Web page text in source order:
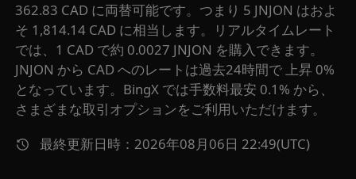
362.83 CAD に両替可能です。つまり 5 JNJON はおよ
そ 1,814.14 CAD に相当します。リアルタイムレート
では、1 CAD で約 0.0027 JNJON を購入できます。
JNJON から CAD へのレートは過去24時間で 上昇 0%
となっています。BingX では手数料最安 0.1% から、
さまざまな取引オプションをご利用いただけます。
最終更新日時：2026年08月06日 22:49(UTC)